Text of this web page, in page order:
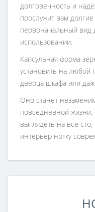
долговечность и
прослужит вам
первоначальный вид
использовании.
Капсульная форма
установить на любой
дверца шкафа или
Оно станет
повседневной
выглядеть на все
интерьер нотку